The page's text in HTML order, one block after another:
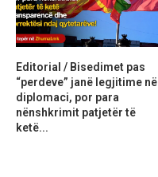
Editorial / Bisedimet pas
“perdeve” janë legjitime në
diplomaci, por para
nënshkrimit patjetër të
ketë...